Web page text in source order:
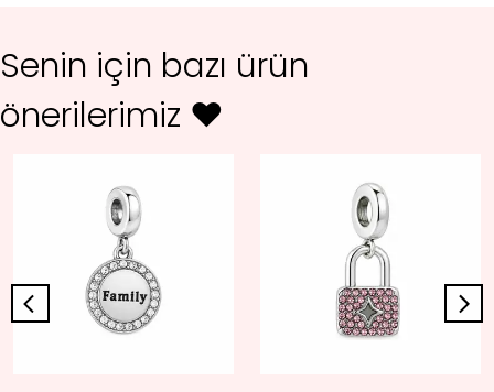
Senin için bazı ürün
önerilerimiz ♥